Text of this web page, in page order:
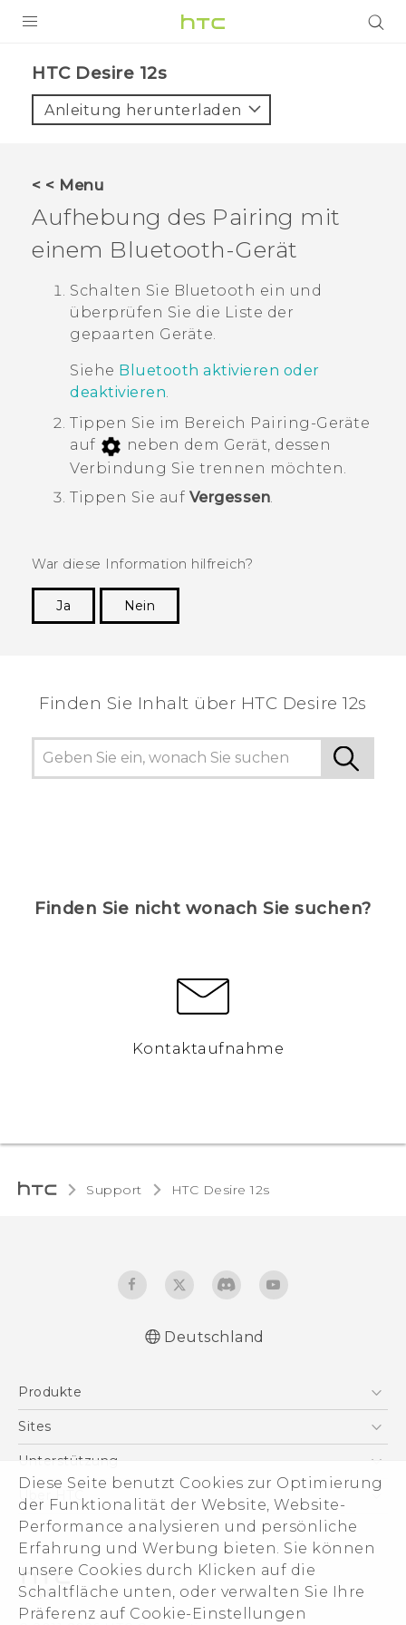
Diese Seite benutzt Cookies zur Optimierung
der Funktionalität der Website, Website-
Performance analysieren und persönliche
Erfahrung und Werbung bieten. Sie können
unsere Cookies durch Klicken auf die
Schaltfläche unten, oder verwalten Sie Ihre
Präferenz auf Cookie-Einstellungen
VIVE
VIVERSE
UNTERSTÜTZUNG
HTC-Geräte und Zubehör
HTC Desire 12s‎
Anleitung herunterladen
< < Menu
Aufhebung des Pairing mit
einem Bluetooth-Gerät
Schalten Sie Bluetooth ein und
überprüfen Sie die Liste der
gepaarten Geräte.
Siehe Bluetooth aktivieren oder
deaktivieren.
Tippen Sie im Bereich Pairing-Geräte
auf
neben dem Gerät, dessen
Verbindung Sie trennen möchten.
Tippen Sie auf Vergessen
War diese Information hilfreich?
Ja
Nein
Finden Sie Inhalt über‎ HTC Desire 12s
Finden Sie nicht wonach Sie suchen?
Kontaktaufnahme
Support HTC Desire 12s‎
behördliche Bestimmungen
English - Quick start guide
English - User manual
English - Safety and regulatory guide
Deutschland
Produkte
Smartphones
VIVE
Zubehör
Sites
HTC Dev
HTC Vive
Unterstützung
Unterstützung
eCommerce Support
Über HTC
ESG
Impressum
Investor
Cookie Preferences